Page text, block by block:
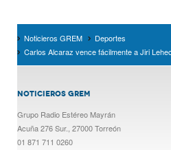
Noticieros GREM
Deportes
Carlos Alcaraz vence fácilmente a Jiri
NOTICIEROS GREM
Grupo Radio Estéreo Mayrán
Acuña 276 Sur., 27000 Torreón
01 871 711 0260